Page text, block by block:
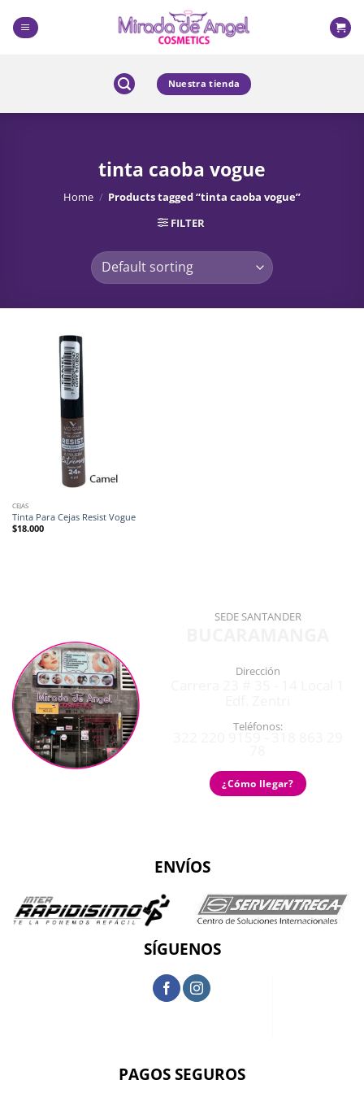
content
Nuestra tienda
tinta caoba vogue
Home / Products tagged “tinta caoba vogue”
FILTER
CEJAS
Tinta Para Cejas Resist Vogue
$18.000
SEDE SANTANDER
Dirección
Teléfonos:
¿Cómo llegar?
ENVÍOS
SÍGUENOS
PAGOS SEGUROS